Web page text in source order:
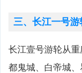
三、长江一号游
长江壹号游轮从
都鬼城、白帝城